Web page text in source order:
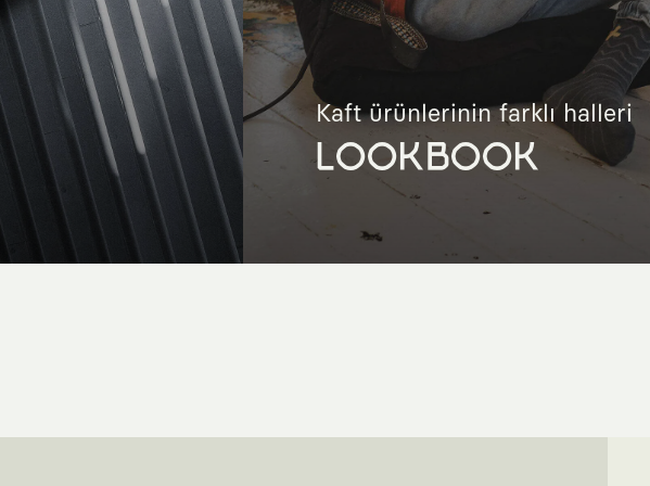
Kaft ürünlerinin farklı halleri
LOOKBOOK